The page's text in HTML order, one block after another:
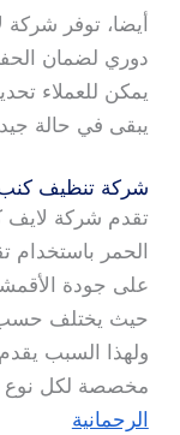
أيضا، توفر
دوري لضمان
يمكن للعملاء
يبقى في حالة
شركة تنظيف كنب
تقدم شركة لايف
الحمر باستخدام
على جودة
حيث يختلف حسب
ولهذا السبب
مخصصة لكل نوع
الرحمانية